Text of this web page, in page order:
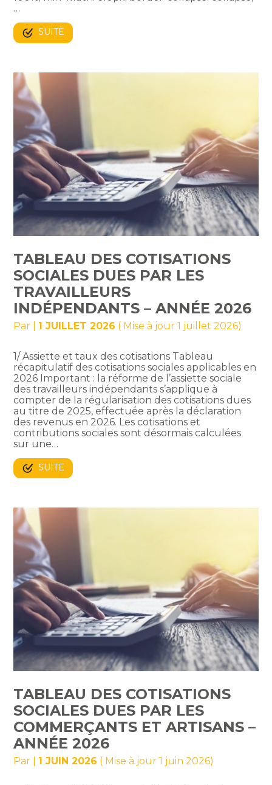
…
SUITE
TABLEAU DES COTISATIONS
SOCIALES DUES PAR LES
TRAVAILLEURS
INDÉPENDANTS – ANNÉE 2026
Par 1 JUILLET 2026 ( Mise à jour 1 juillet 2026)
1/ Assiette et taux des cotisations Tableau
récapitulatif des cotisations sociales applicables en
2026 Important : la réforme de l’assiette sociale
des travailleurs indépendants s’applique à
compter de la régularisation des cotisations dues
au titre de 2025, effectuée après la déclaration
des revenus en 2026. Les cotisations et
contributions sociales sont désormais calculées
sur une…
SUITE
TABLEAU DES COTISATIONS
SOCIALES DUES PAR LES
COMMERÇANTS ET ARTISANS –
ANNÉE 2026
Par 1 JUIN 2026 ( Mise à jour 1 juin 2026)